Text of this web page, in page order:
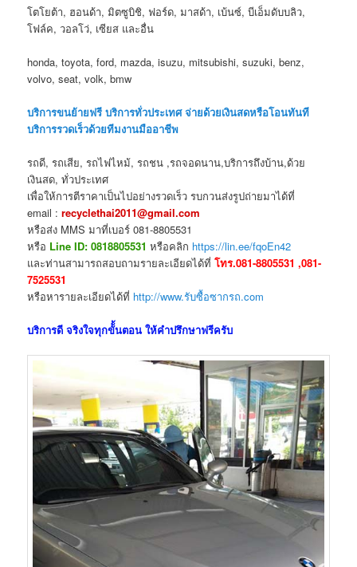
โตโยต้า, ฮอนด้า, มิตซูบิชิ, ฟอร์ด, มาสด้า, เบ้นซ์, บีเอ็มดับบลิว,
โฟล์ค, วอลโว่, เซียส และอื่น
honda, toyota, ford, mazda, isuzu, mitsubishi, suzuki, benz,
volvo, seat, volk, bmw
บริการขนย้ายฟรี บริการทั่วประเทศ จ่ายด้วยเงินสดหรือโอนทันที
บริการรวดเร็วด้วยทีมงานมืออาชีพ
รถดี, รถเสีย, รถไฟไหม้, รถชน ,รถจอดนาน,บริการถึงบ้าน,ด้วย
เงินสด, ทั่วประเทศ
เพื่อให้การตีราคาเป็นไปอย่างรวดเร็ว รบกวนส่งรูปถ่ายมาได้ที่
email : recyclethai2011@gmail.com
หรือส่ง MMS มาที่เบอร์ 081-8805531
หรือ Line ID: 0818805531หรือคลิก https://lin.ee/fqoEn42
และท่านสามารถสอบถามรายละเอียดได้ที่โทร.081-8805531 ,081-
7525531
หรือหารายละเอียดได้ที่ http://www.รับซื้อซากรถ.com
บริการดี จริงใจทุกขัั้นตอน ให้คำปรึกษาฟรีครับ